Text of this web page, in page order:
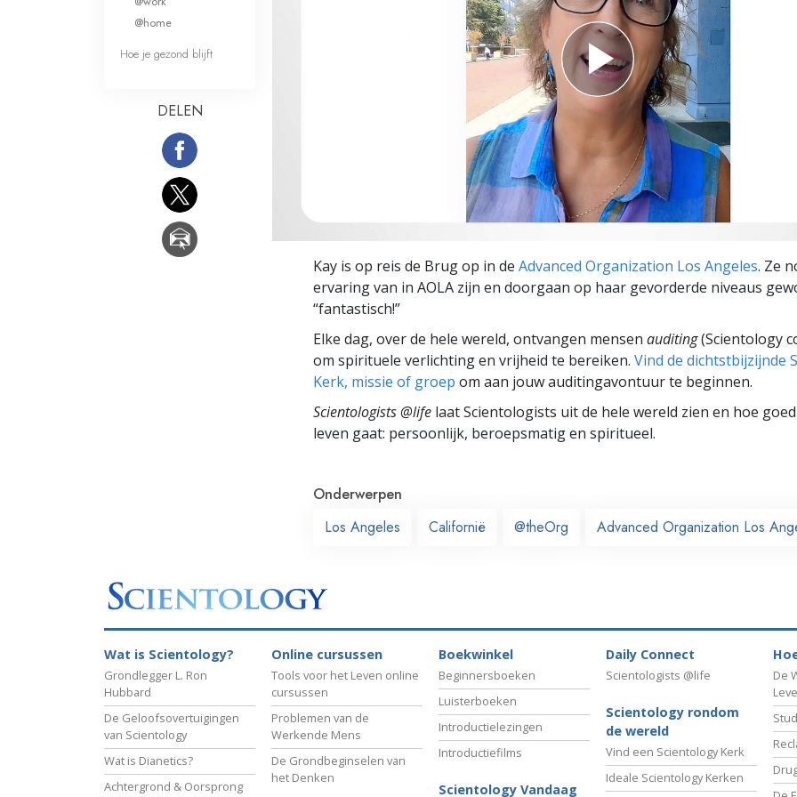
Kay is op reis de Brug op in de Advanced Organization Los Angeles. Ze
ervaring van in AOLA zijn en doorgaan op haar gevorderde niveaus
“fantastisch!”
Elke dag, over de hele wereld, ontvangen mensen auditing(Scientology
om spirituele verlichting en vrijheid te bereiken. Vind de dichtstbijzijnde
Kerk, missie of groep om aan jouw auditingavontuur te beginnen.
Scientologists @life laat Scientologists uit de hele wereld zien en hoe
leven gaat: persoonlijk, beroepsmatig en spiritueel.
Onderwerpen
Los Angeles
Californië @theOrg Advanced Organization Los
@home
Hoe je gezond blijft
DELEN
Wat is Scientology?
Grondlegger L. Ron
Hubbard
De Geloofsovertuigingen
van Scientology
Wat is Dianetics?
Achtergrond & Oorsprong
Online cursussen
Tools voor het Leven online
cursussen
Problemen van de
Werkende Mens
De Grondbeginselen van
het Denken
Boekwinkel
Beginnersboeken
Luisterboeken
Introductielezingen
Introductiefilms
Scientology Vandaag
Daily Connect
Scientologists @life
Scientology rondom
de wereld
Vind een Scientology Kerk
Ideale Scientology Kerken
De